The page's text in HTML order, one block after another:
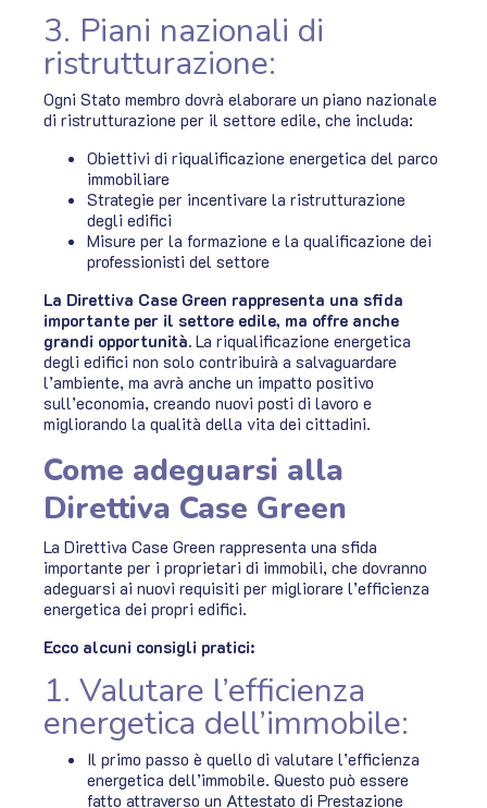
3. Piani nazionali di
ristrutturazione:
Ogni Stato membro dovrà elaborare un piano nazionale
di ristrutturazione per il settore edile, che includa:
Obiettivi di riqualificazione energetica del parco
immobiliare
Strategie per incentivare la ristrutturazione
degli edifici
Misure per la formazione e la qualificazione dei
professionisti del settore
La Direttiva Case Green rappresenta una sfida
importante per il settore edile, ma offre anche
grandi opportunità. La riqualificazione energetica
degli edifici non solo contribuirà a salvaguardare
l’ambiente, ma avrà anche un impatto positivo
sull’economia, creando nuovi posti di lavoro e
migliorando la qualità della vita dei cittadini.
Come adeguarsi alla
Direttiva Case Green
La Direttiva Case Green rappresenta una sfida
importante per i proprietari di immobili, che dovranno
adeguarsi ai nuovi requisiti per migliorare l’efficienza
energetica dei propri edifici.
Ecco alcuni consigli pratici:
1. Valutare l’efficienza
energetica dell’immobile:
Il primo passo è quello di valutare l’efficienza
energetica dell’immobile. Questo può essere
fatto attraverso un Attestato di Prestazione